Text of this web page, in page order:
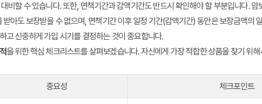
비할 수 있습니다. 또한, 면책기간과 감액기간도 반드시 확인해야 할 부분입니다. 암
받아도 보장받을 수 없으며, 면책기간 이후 일정 기간(감액기간) 동안은 보장금액의
고 신중하게 가입 시기를 결정하는 것이 중요합니다.
을 위한 핵심 체크리스트를 살펴보겠습니다. 자신에게 가장 적합한 상품을 찾기 위
중요성 체크포인트